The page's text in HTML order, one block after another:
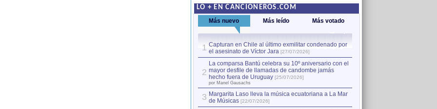
LO + EN CANCIONEROS.COM
Más nuevo Más leído Más votado
1 Capturan en Chile al último exmilitar condenado por
el asesinato de Víctor Jara [27/07/2026]
2
La comparsa Bantú celebra su 10º aniversario con el
mayor desfile de llamadas de candombe jamás
hecho fuera de Uruguay [25/07/2026]
por Manel Gausachs
3 Margarita Laso lleva la música ecuatoriana a La Mar
de Músicas [22/07/2026]